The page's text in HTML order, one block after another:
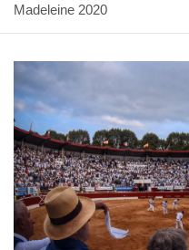
Madeleine 2020